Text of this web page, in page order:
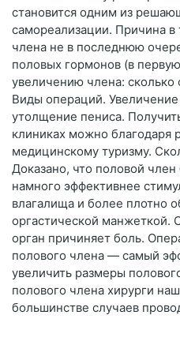
становится одним из
самореализации. Причина в
члена не в последнюю
половых гормонов (в
увеличению члена: сколько
Виды операций.
утолщение пениса.
клиниках можно благодаря
медицинскому туризму.
Доказано, что половой
намного эффективнее
влагалища и более плотно
оргастической
орган причиняет боль.
полового члена — самый
увеличить размеры
полового члена хирурги
большинстве случаев